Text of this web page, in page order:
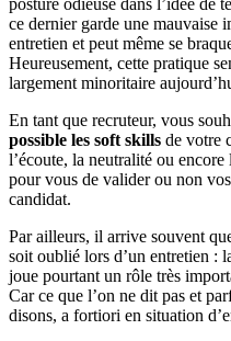
ce dernier garde une mauvaise
entretien et peut même se
Heureusement, cette pratique
largement minoritaire
En tant que recruteur, vous
possible les soft skills de votre
l’écoute, la neutralité ou
pour vous de valider ou non
candidat.
Par ailleurs, il arrive souvent
soit oublié lors d’un entretien :
joue pourtant un rôle très
Car ce que l’on ne dit pas et
disons, a fortiori en situation